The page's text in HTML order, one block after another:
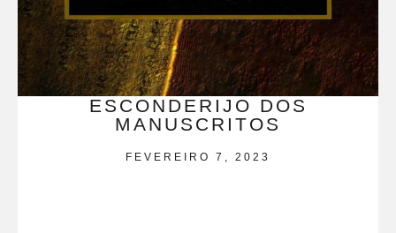
ESCONDERIJO DOS
MANUSCRITOS
FEVEREIRO 7, 2023